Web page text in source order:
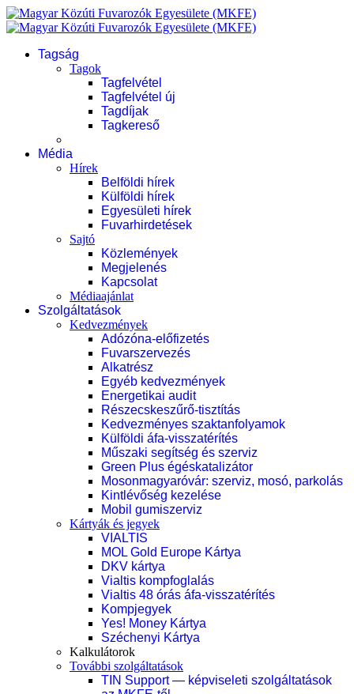
Tagság
Tagok
Tagfelvétel
Tagfelvétel új
Tagdíjak
Tagkereső
Média
Hírek
Belföldi hírek
Külföldi hírek
Egyesületi hírek
Fuvarhirdetések
Sajtó
Közlemények
Megjelenés
Kapcsolat
Médiaajánlat
Szolgáltatások
Kedvezmények
Adózóna-előfizetés
Fuvarszervezés
Alkatrész
Egyéb kedvezmények
Energetikai audit
Részecskeszűrő-tisztítás
Kedvezményes szaktanfolyamok
Külföldi áfa-visszatérítés
Műszaki segítség és szerviz
Green Plus égéskatalizátor
Mosonmagyaróvár: szerviz, mosó, parkolás
Kintlévőség kezelése
Mobil gumiszerviz
Kártyák és jegyek
VIALTIS
MOL Gold Europe Kártya
DKV kártya
Vialtis kompfoglalás
Vialtis 48 órás áfa-visszatérítés
Kompjegyek
Yes! Money Kártya
Széchenyi Kártya
Kalkulátorok
További szolgáltatások
TIN Support — képviseleti szolgáltatások